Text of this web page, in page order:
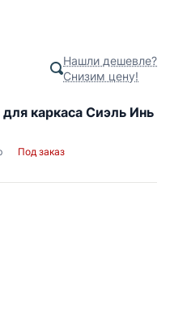
Нашли дешевле?
Снизим цену!
каркаса Сиэль Инь
Под заказ